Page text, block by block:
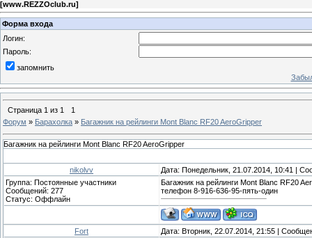
[www.REZZOclub.ru]
Форма входа
Логин:
Пароль:
запомнить
Страница 1 из 1
1
Форум » Барахолка » Багажник на рейлинги Mont Blanc RF20 AeroGripper
Багажник на рейлинги Mont Blanc RF20 AeroGripper
nikolvv
Дата: Понедельник, 21.07.2014, 10:41 |
Группа: Постоянные участники
Сообщений: 277
Статус: Оффлайн
Багажник на рейлинги Mont Blanc RF20
телефон 8-916-636-95-пять-один
Fort Дата: Вторник, 22.07.2014, 21:55 |